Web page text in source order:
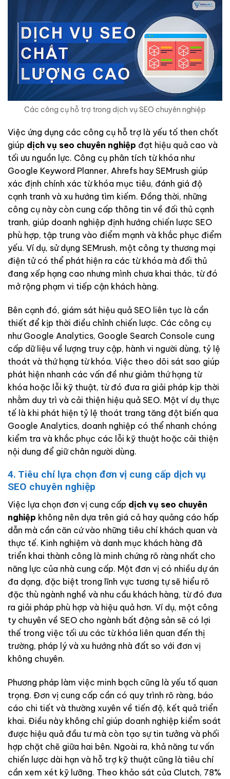
Các công cụ hỗ trợ trong dịch vụ SEO chuyên nghiệp
Việc ứng dụng các công cụ hỗ trợ là yếu tố then chốt
giúp dịch vụ seo chuyên nghiệp đạt hiệu quả cao và
tối ưu nguồn lực. Công cụ phân tích từ khóa như
Google Keyword Planner, Ahrefs hay SEMrush giúp
xác định chính xác từ khóa mục tiêu, đánh giá độ
cạnh tranh và xu hướng tìm kiếm. Đồng thời, những
công cụ này còn cung cấp thông tin về đối thủ cạnh
tranh, giúp doanh nghiệp định hướng chiến lược SEO
phù hợp, tập trung vào điểm mạnh và khắc phục điểm
yếu. Ví dụ, sử dụng SEMrush, một công ty thương mại
điện tử có thể phát hiện ra các từ khóa mà đối thủ
đang xếp hạng cao nhưng mình chưa khai thác, từ đó
mở rộng phạm vi tiếp cận khách hàng.
Bên cạnh đó, giám sát hiệu quả SEO liên tục là cần
thiết để kịp thời điều chỉnh chiến lược. Các công cụ
như Google Analytics, Google Search Console cung
cấp dữ liệu về lượng truy cập, hành vi người dùng, tỷ lệ
thoát và thứ hạng từ khóa. Việc theo dõi sát sao giúp
phát hiện nhanh các vấn đề như giảm thứ hạng từ
khóa hoặc lỗi kỹ thuật, từ đó đưa ra giải pháp kịp thời
nhằm duy trì và cải thiện hiệu quả SEO. Một ví dụ thực
tế là khi phát hiện tỷ lệ thoát trang tăng đột biến qua
Google Analytics, doanh nghiệp có thể nhanh chóng
kiểm tra và khắc phục các lỗi kỹ thuật hoặc cải thiện
nội dung để giữ chân người dùng.
4. Tiêu chí lựa chọn đơn vị cung cấp dịch vụ
SEO chuyên nghiệp
Việc lựa chọn đơn vị cung cấp dịch vụ seo chuyên
nghiệp không nên dựa trên giá cả hay quảng cáo hấp
dẫn mà cần căn cứ vào những tiêu chí khách quan và
thực tế. Kinh nghiệm và danh mục khách hàng đã
triển khai thành công là minh chứng rõ ràng nhất cho
năng lực của nhà cung cấp. Một đơn vị có nhiều dự án
đa dạng, đặc biệt trong lĩnh vực tương tự sẽ hiểu rõ
đặc thù ngành nghề và nhu cầu khách hàng, từ đó đưa
ra giải pháp phù hợp và hiệu quả hơn. Ví dụ, một công
ty chuyên về SEO cho ngành bất động sản sẽ có lợi
thế trong việc tối ưu các từ khóa liên quan đến thị
trường, pháp lý và xu hướng nhà đất so với đơn vị
không chuyên.
Phương pháp làm việc minh bạch cũng là yếu tố quan
trọng. Đơn vị cung cấp cần có quy trình rõ ràng, báo
cáo chi tiết và thường xuyên về tiến độ, kết quả triển
khai. Điều này không chỉ giúp doanh nghiệp kiểm soát
được hiệu quả đầu tư mà còn tạo sự tin tưởng và phối
hợp chặt chẽ giữa hai bên. Ngoài ra, khả năng tư vấn
chiến lược dài hạn và hỗ trợ kỹ thuật cũng là tiêu chí
cần xem xét kỹ lưỡng. Theo khảo sát của Clutch, 78%